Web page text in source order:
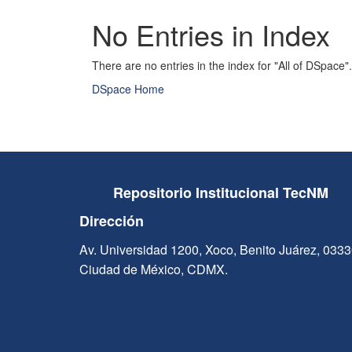
No Entries in Index
There are no entries in the index for "All of DSpace".
DSpace Home
Repositorio Institucional TecNM
Dirección
Av. Universidad 1200, Xoco, Benito Juárez,
Ciudad de México, CDMX.